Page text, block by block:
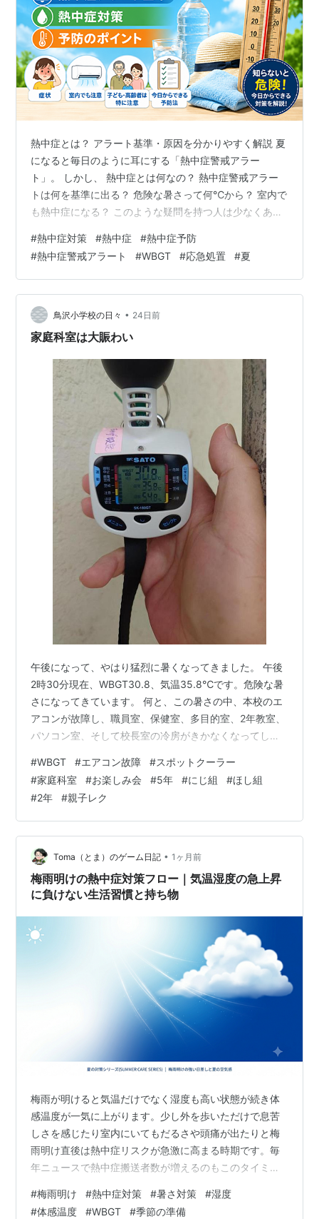
熱中症とは？ アラート基準・原因を分かりやすく解説 夏
になると毎日のように耳にする「熱中症警戒アラー
ト」。 しかし、 熱中症とは何なの？ 熱中症警戒アラー
トは何を基準に出る？ 危険な暑さって何℃から？ 室内で
も熱中症になる？ このような疑問を持つ人は少なくあり
ート・WBGT・なりやすい人について分かりやすく解説
します。 このブログで分かること ✅ 熱中症とは何か ✅
熱中症になる仕組み ✅ 熱中症警戒アラートとは ✅ WBGT
とは何か ✅ 熱中症になりやすい人 ✅ 今日からできる予
防の第一歩 熱中症とは？ 熱中症とは、高温多湿な環境に
よって…
#熱中症対策 #熱中症 #熱中症予防
#熱中症警戒アラート #WBGT #応急処置 #夏
鳥沢小学校の日々 • 24日前
家庭科室は大賑わい
午後になって、やはり猛烈に暑くなってきました。 午後
2時30分現在、WBGT30.8、気温35.8℃です。危険な暑
さになってきています。 何と、この暑さの中、本校のエ
アコンが故障し、職員室、保健室、多目的室、2年教室、
パソコン室、そして校長室の冷房がきかなくなってしま
ーーーーー！ 今朝のブログで「エアコンがなかったらと
思うとぞっとします。」と書きましたが、正にその最悪
の状況となってしまいました。現在の校長室の室温は
30℃。タオルが手放せません。 教育委員会の方々が早速
スポットクーラーを持ってきてくださいました。 これと
扇風機でしのいでいくしかな…
#WBGT #エアコン故障 #スポットクーラー
#家庭科室 #お楽しみ会 #5年 #にじ組 #ほし組
#2年 #親子レク
Toma（とま）のゲーム日記 • 1ヶ月前
梅雨明けの熱中症対策フロー｜気温湿度の急上昇
に負けない生活習慣と持ち物
梅雨が明けると気温だけでなく湿度も高い状態が続き体
感温度が一気に上がります。少し外を歩いただけで息苦
しさを感じたり室内にいてもだるさや頭痛が出たりと梅
雨明け直後は熱中症リスクが急激に高まる時期です。毎
年ニュースで熱中症搬送者数が増えるのもこのタイミン
の記事では梅雨明けの時期に増える熱中症リスクを気温
#梅雨明け #熱中症対策 #暑さ対策 #湿度
#体感温度 #WBGT #季節の準備